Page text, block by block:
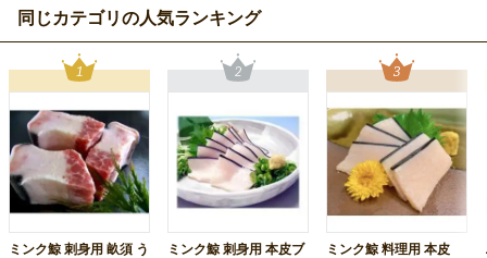
同じカテゴリの人気ランキング
ミンク鯨 刺身用 畝須 う
ミンク鯨 刺身用 本皮ブ
ミンク鯨 料理用 本皮